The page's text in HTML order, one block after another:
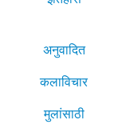
अनुवादित
कलाविचार
मुलांसाठी